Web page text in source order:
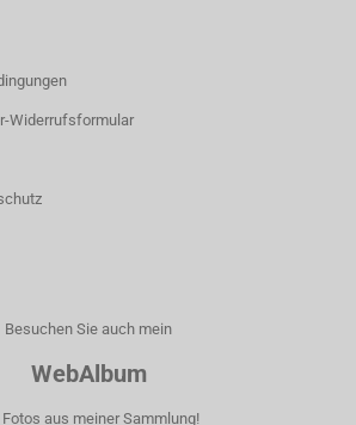
Widerrufsformular
Besuchen Sie auch mein
WebAlbum
aus meiner Sammlung!